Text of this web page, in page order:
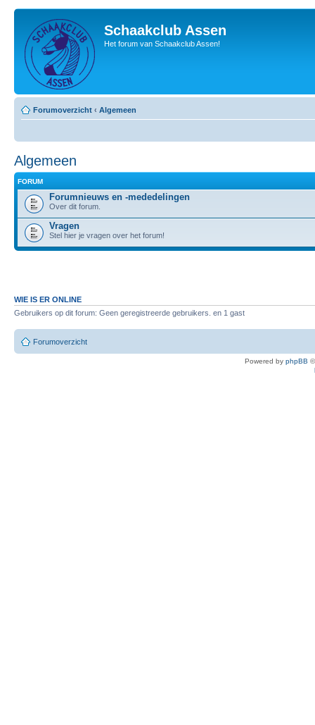
Schaakclub Assen
Het forum van Schaakclub Assen!
Forumoverzicht ‹ Algemeen
Algemeen
FORUM
Forumnieuws en -mededelingen
Over dit forum.
Vragen
Stel hier je vragen over het forum!
WIE IS ER ONLINE
Gebruikers op dit forum: Geen geregistreerde gebruikers. en 1 gast
Forumoverzicht
Powered by phpBB